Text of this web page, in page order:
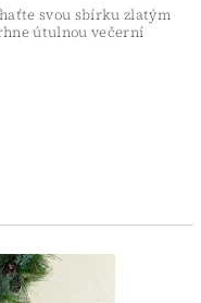
svou sbírku zlatým
útulnou večerní